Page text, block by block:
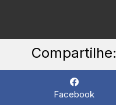
Compartilhe:
Facebook